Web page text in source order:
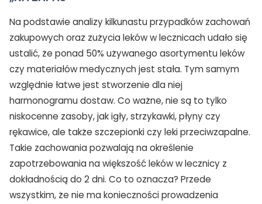
Na podstawie analizy kilkunastu przypadków zachowań
zakupowych oraz zużycia leków w lecznicach udało się
ustalić, że ponad 50% używanego asortymentu leków
czy materiałów medycznych jest stała. Tym samym
względnie łatwe jest stworzenie dla niej
harmonogramu dostaw. Co ważne, nie są to tylko
niskocenne zasoby, jak igły, strzykawki, płyny czy
rękawice, ale także szczepionki czy leki przeciwzapalne.
Takie zachowania pozwalają na określenie
zapotrzebowania na większość leków w lecznicy z
dokładnością do 2 dni. Co to oznacza? Przede
wszystkim, że nie ma konieczności prowadzenia